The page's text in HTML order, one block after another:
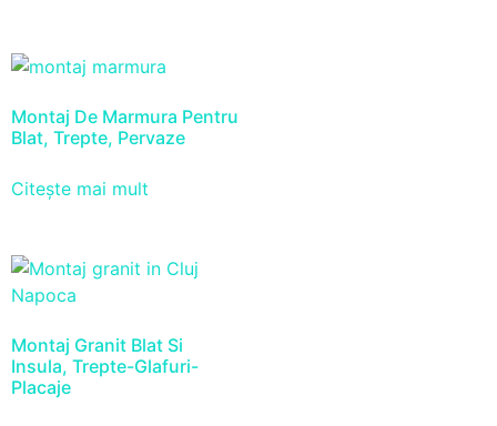
Montaj De Marmura Pentru
Blat, Trepte, Pervaze
Citește mai mult
Montaj Granit Blat Si
Insula, Trepte-Glafuri-
Placaje